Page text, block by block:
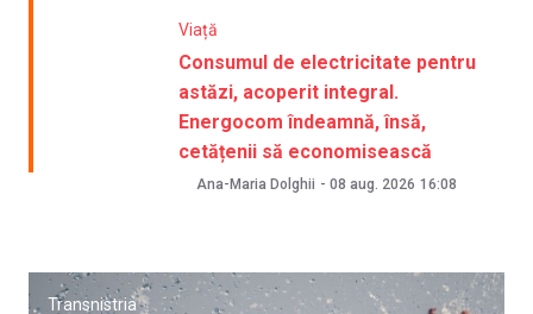
Viață
Consumul de electricitate pentru
astăzi, acoperit integral.
Energocom îndeamnă, însă,
cetățenii să economisească
Ana-Maria Dolghii - 08 aug. 2026 16:08
Transnistria